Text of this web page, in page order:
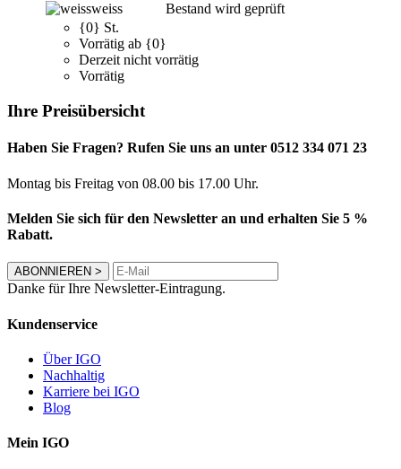
weiss
Bestand wird geprüft
{0} St.
Vorrätig ab {0}
Derzeit nicht vorrätig
Vorrätig
Ihre Preisübersicht
Haben Sie Fragen? Rufen Sie uns an unter 0512 334 071 23
Montag bis Freitag von 08.00 bis 17.00 Uhr.
Melden Sie sich für den Newsletter an und erhalten Sie 5 %
Rabatt.
ABONNIEREN >
Danke für Ihre Newsletter-Eintragung.
Kundenservice
Über IGO
Nachhaltig
Karriere bei IGO
Blog
Mein IGO